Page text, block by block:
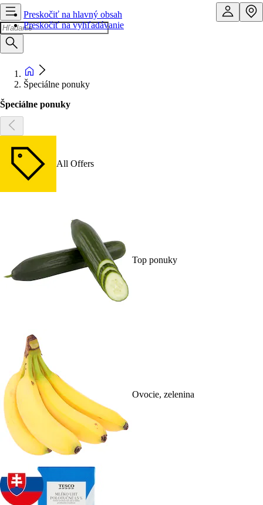
Preskočiť na hlavný obsah
Preskočiť na vyhľadávanie
Špeciálne ponuky
Špeciálne ponuky
All Offers
Top ponuky
Ovocie, zelenina